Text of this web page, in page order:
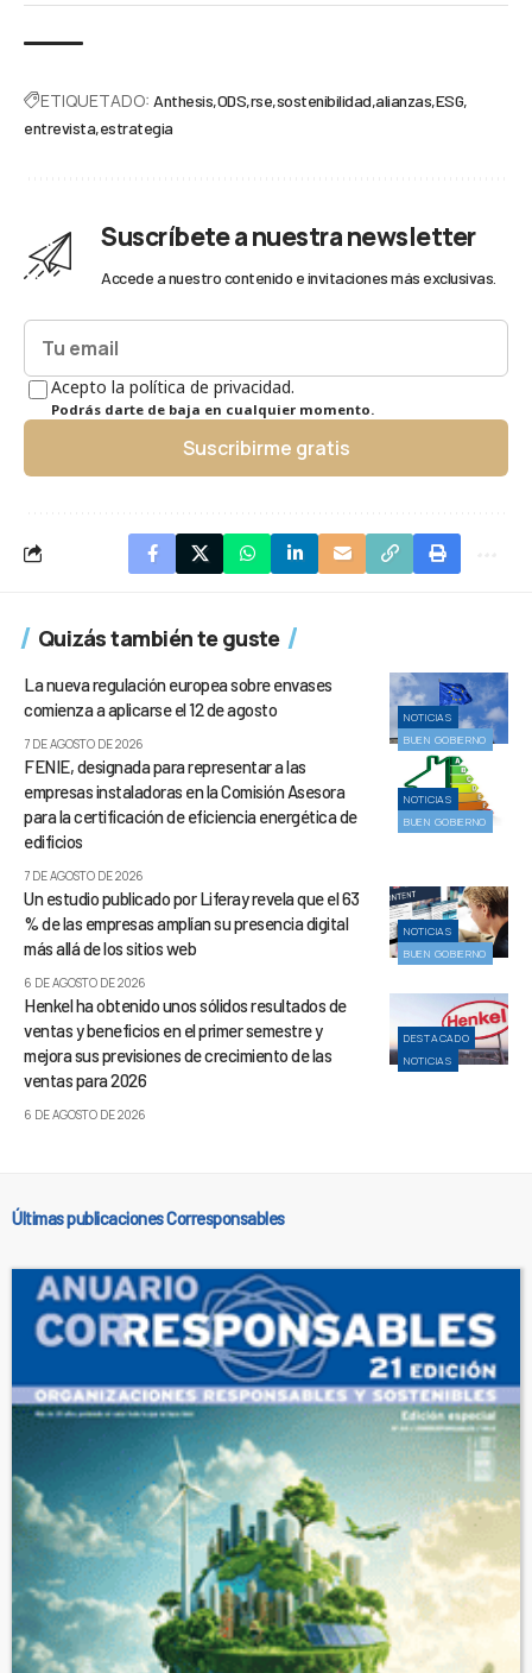
ETIQUETADO: Anthesis ODS rse sostenibilidad alianzas ESG
entrevista estrategia
Suscríbete a nuestra newsletter
Accede a nuestro contenido e invitaciones más exclusivas.
Acepto la política de privacidad.
Podrás darte de baja en cualquier momento.
Suscribirme gratis
Quizás también te guste
NOTICIAS
BUEN GOBIERNO
La nueva regulación europea sobre envases
comienza a aplicarse el 12 de agosto
7 DE AGOSTO DE 2026
NOTICIAS
BUEN GOBIERNO
FENIE, designada para representar a las
empresas instaladoras en la Comisión Asesora
para la certificación de eficiencia energética de
edificios
7 DE AGOSTO DE 2026
NOTICIAS
BUEN GOBIERNO
Un estudio publicado por Liferay revela que el 63
% de las empresas amplían su presencia digital
más allá de los sitios web
6 DE AGOSTO DE 2026
DESTACADO
NOTICIAS
Henkel ha obtenido unos sólidos resultados de
ventas y beneficios en el primer semestre y
mejora sus previsiones de crecimiento de las
ventas para 2026
6 DE AGOSTO DE 2026
Últimas publicaciones Corresponsables